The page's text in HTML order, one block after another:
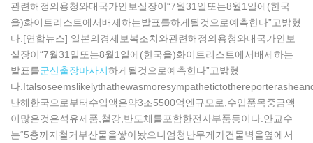
관련해정의용청와대국가안보실장이“7월31일또는8월1일에(한국
을)화이트리스트에서배제하는발표를하게될것으로예측한다”고밝혔
다.[연합뉴스] 일본의경제보복조치와관련해정의용청와대국가안보
실장이“7월31일또는8월1일에(한국을)화이트리스트에서배제하는
발표를군산출장마사지하게될것으로예측한다”고밝혔
다
난해한국으로부터수입액은약3조5500억엔규모로,수입품목중금액
이많은것은석유제품,철강,반도체를포함한전자부품등이다.안교수
는“5층까지철거부산물을쌓아놨으니엄청난무게가건물벽을옆에서